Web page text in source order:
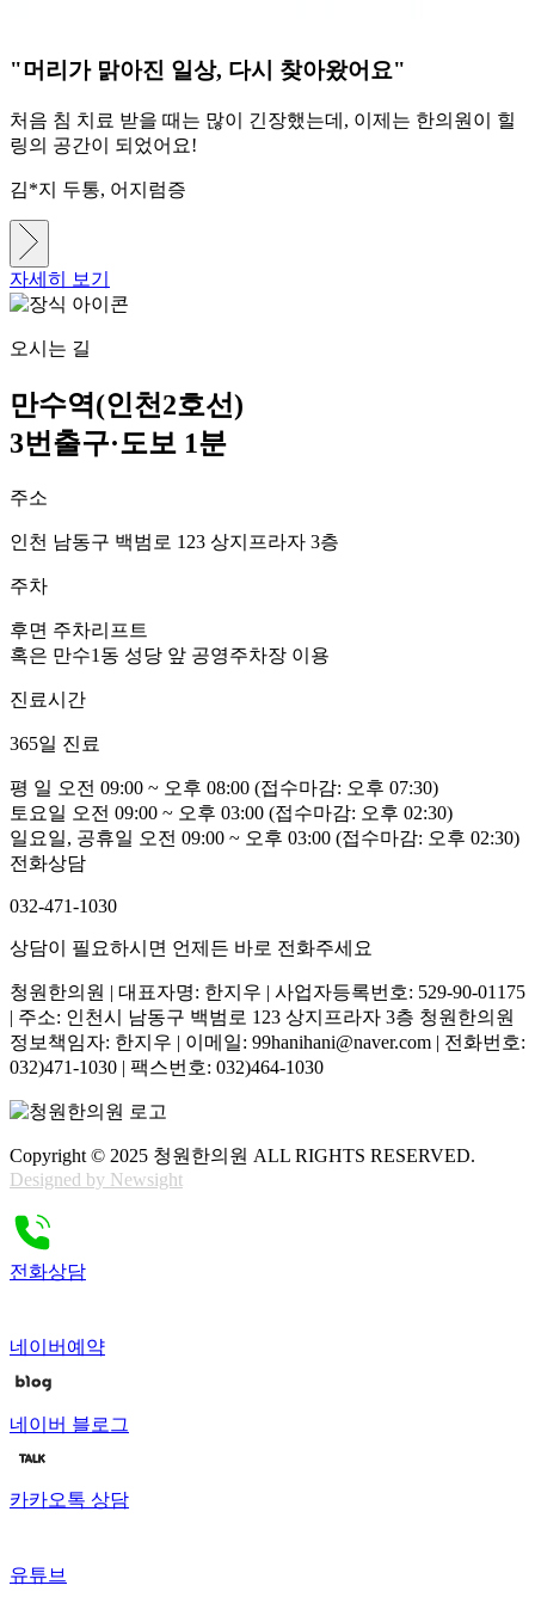
"머리가 맑아진 일상, 다시 찾아왔어요"
처음 침 치료 받을 때는 많이 긴장했는데, 이제는 한의원이 힐
링의 공간이 되었어요!
김*지 두통, 어지럼증
자세히 보기
오시는 길
만수역(인천2호선)
3번출구·도보 1분
주소
인천 남동구 백범로 123 상지프라자 3층
주차
후면 주차리프트
혹은 만수1동 성당 앞 공영주차장 이용
진료시간
365일 진료
평 일 오전 09:00 ~ 오후 08:00 (접수마감: 오후 07:30)
토요일 오전 09:00 ~ 오후 03:00 (접수마감: 오후 02:30)
일요일, 공휴일 오전 09:00 ~ 오후 03:00 (접수마감: 오후 02:30)
전화상담
032-471-1030
상담이 필요하시면 언제든 바로 전화주세요
청원한의원 | 대표자명: 한지우 | 사업자등록번호: 529-90-01175
| 주소: 인천시 남동구 백범로 123 상지프라자 3층 청원한의원
정보책임자: 한지우 | 이메일: 99hanihani@naver.com | 전화번호:
032)471-1030 | 팩스번호: 032)464-1030
Copyright © 2025 청원한의원 ALL RIGHTS RESERVED.
Designed by Newsight
전화상담
네이버예약
네이버 블로그
카카오톡 상담
유튜브